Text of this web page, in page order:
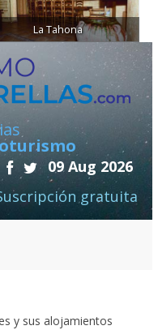
La Tahona
09 Aug 2026
gratuita
y sus alojamientos